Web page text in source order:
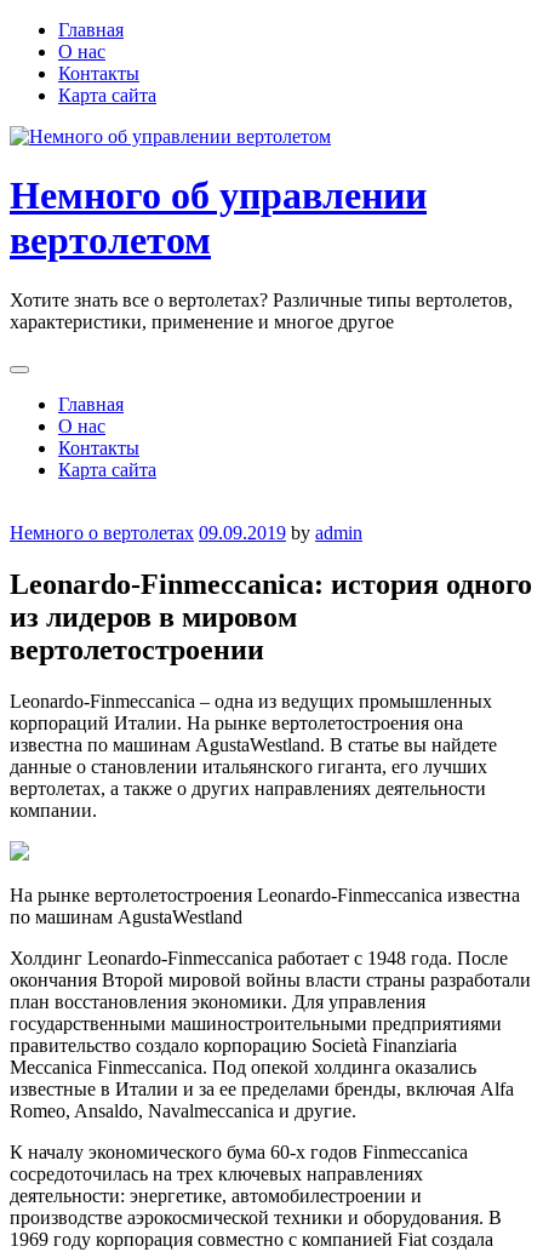
Skip
content
Главная
О нас
Контакты
Карта сайта
Немного об управлении
вертолетом
Хотите знать все о вертолетах? Различные типы вертолетов,
характеристики, применение и многое другое
Главная
О нас
Контакты
Карта сайта
Немного о вертолетах 09.09.2019 by admin
Leonardo-Finmeccanica: история одного
из лидеров в мировом
вертолетостроении
Leonardo-Finmeccanica – одна из ведущих промышленных
корпораций Италии. На рынке вертолетостроения она
известна по машинам AgustaWestland. В статье вы найдете
данные о становлении итальянского гиганта, его лучших
вертолетах, а также о других направлениях деятельности
компании.
На рынке вертолетостроения Leonardo-Finmeccanica известна
по машинам AgustaWestland
Холдинг Leonardo-Finmeccanica работает с 1948 года. После
окончания Второй мировой войны власти страны разработали
план восстановления экономики. Для управления
государственными машиностроительными предприятиями
правительство создало корпорацию Società Finanziaria
Meccanica Finmeccanica. Под опекой холдинга оказались
известные в Италии и за ее пределами бренды, включая Alfa
Romeo, Ansaldo, Navalmeccanica и другие.
К началу экономического бума 60-х годов Finmeccanica
сосредоточилась на трех ключевых направлениях
деятельности: энергетике, автомобилестроении и
производстве аэрокосмической техники и оборудования. В
1969 году корпорация совместно с компанией Fiat создала